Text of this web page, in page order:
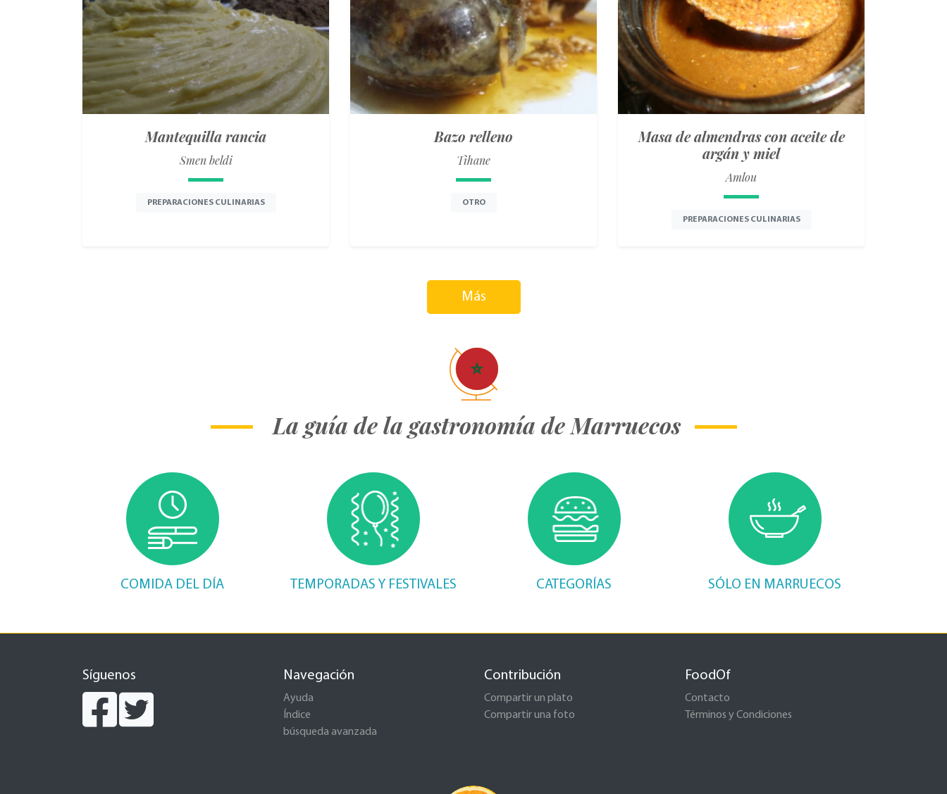
Mantequilla rancia
Smen beldi
PREPARACIONES CULINARIAS
Bazo relleno
Tihane
OTRO
Masa de almendras con aceite de
argán y miel
Amlou
PREPARACIONES CULINARIAS
Más
La guía de la gastronomía de Marruecos
COMIDA DEL DÍA TEMPORADAS Y FESTIVALES CATEGORÍAS SÓLO EN MARRUECOS
Síguenos Navegación
Ayuda
Índice
búsqueda avanzada
Contribución
Compartir un plato
Compartir una foto
FoodOf
Contacto
Términos y Condiciones